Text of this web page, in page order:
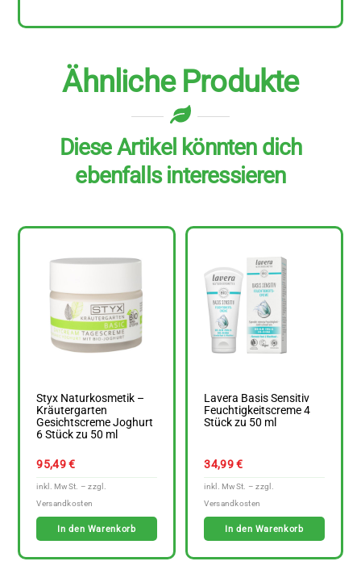
Ähnliche Produkte
Diese Artikel könnten dich
ebenfalls interessieren
Styx Naturkosmetik –
Kräutergarten
Gesichtscreme Joghurt
6 Stück zu 50 ml
95,49€
In den Warenkorb
Lavera Basis Sensitiv
Feuchtigkeitscreme 4
Stück zu 50 ml
34,99€
In den Warenkorb